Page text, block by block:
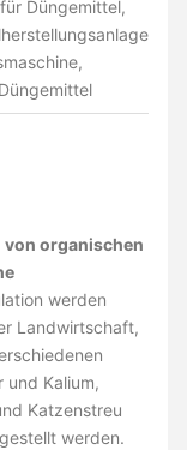
Düngemittel,
organischen
werden
Landwirtschaft,
und Kalium,
Katzenstreu
werden.